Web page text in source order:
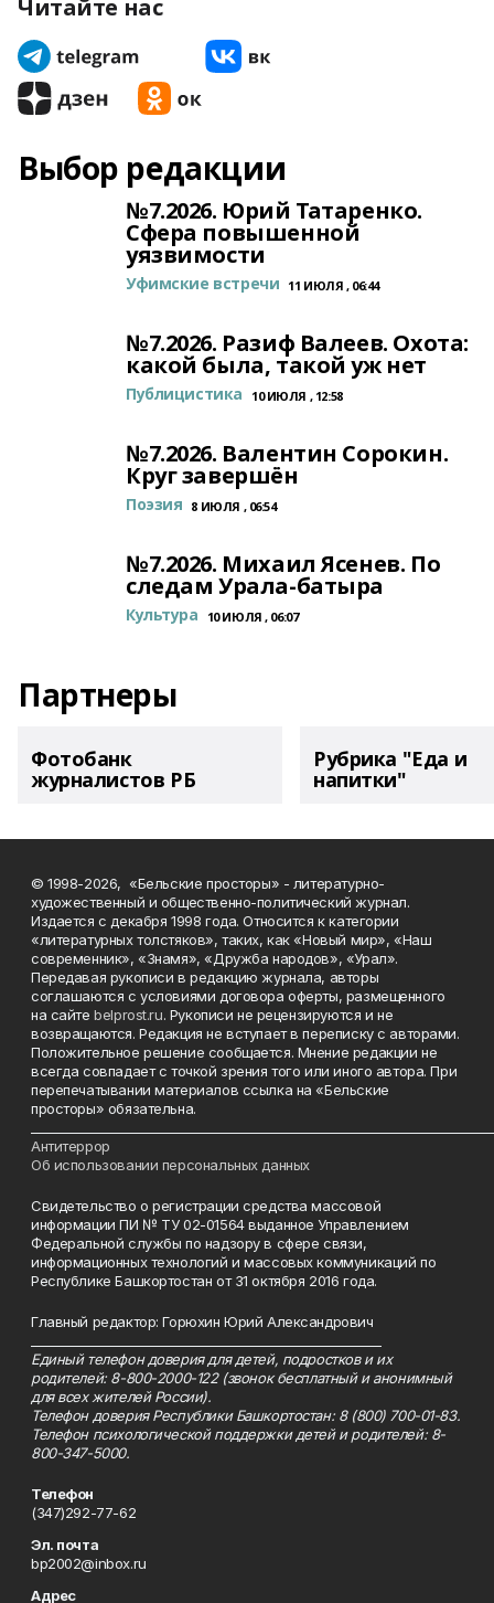
Читайте нас
Выбор редакции
№7.2026. Юрий Татаренко.
Сфера повышенной
уязвимости
Уфимские встречи 11 ИЮЛЯ , 06:44
№7.2026. Разиф Валеев. Охота:
какой была, такой уж нет
Публицистика 10 ИЮЛЯ , 12:58
№7.2026. Валентин Сорокин.
Круг завершён
Поэзия 8 ИЮЛЯ , 06:54
№7.2026. Михаил Ясенев. По
следам Урала-батыра
Культура 10 ИЮЛЯ , 06:07
Партнеры
Фотобанк
журналистов РБ
Рубрика "Еда и
напитки"
© 1998-2026, «Бельские просторы» - литературно-
художественный и общественно-политический журнал.
Издается с декабря 1998 года. Относится к категории
«литературных толстяков», таких, как «Новый мир», «Наш
современник», «Знамя», «Дружба народов», «Урал».
Передавая рукописи в редакцию журнала, авторы
соглашаются с условиями договора оферты, размещенного
на сайтеbelprost.ru. Рукописи не рецензируются и не
возвращаются. Редакция не вступает в переписку с авторами.
Положительное решение сообщается. Мнение редакции не
всегда совпадает с точкой зрения того или иного автора. При
перепечатывании материалов ссылка на «Бельские
просторы» обязательна.
Антитеррор
Об использовании персональных данных
Свидетельство о регистрации средства массовой
информации ПИ № ТУ 02-01564 выданное Управлением
Федеральной службы по надзору в сфере связи,
информационных технологий и массовых коммуникаций по
Республике Башкортостан от 31 октября 2016 года.
Главный редактор: Горюхин Юрий Александрович
Единый телефон доверия для детей, подростков и их
родителей: 8-800-2000-122 (звонок бесплатный и анонимный
для всех жителей России).
Телефон доверия Республики Башкортостан: 8 (800) 700-01-83.
Телефон психологической поддержки детей и родителей: 8-
800-347-5000.
Телефон
(347)292-77-62
Эл. почта
bp2002@inbox.ru
Адрес